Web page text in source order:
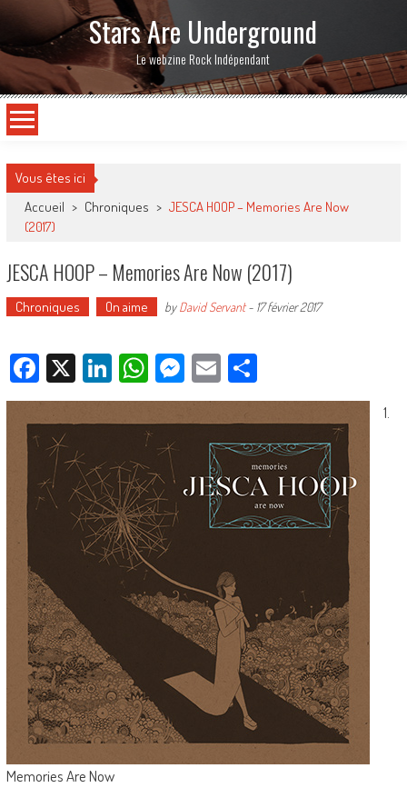
Stars Are Underground
Le webzine Rock Indépendant
Vous êtes ici
Accueil > Chroniques > JESCA HOOP – Memories Are Now
(2017)
JESCA HOOP – Memories Are Now (2017)
Chroniques On aime byDavid Servant- 17 février 2017
Facebook
X LinkedIn
WhatsApp
Messenger
EmailPartager
1.
Memories Are Now